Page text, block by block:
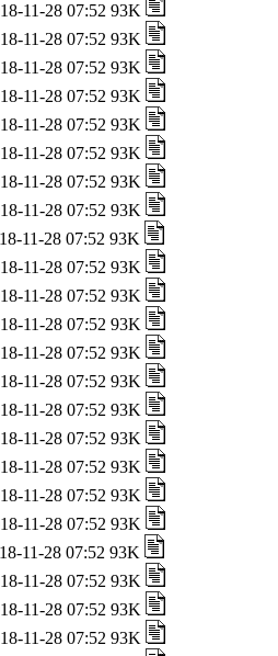
11-28 07:52 93K
11-28 07:52 93K
11-28 07:52 93K
11-28 07:52 93K
11-28 07:52 93K
11-28 07:52 93K
11-28 07:52 93K
11-28 07:52 93K
11-28 07:52 93K
11-28 07:52 93K
11-28 07:52 93K
11-28 07:52 93K
11-28 07:52 93K
11-28 07:52 93K
11-28 07:52 93K
11-28 07:52 93K
11-28 07:52 93K
11-28 07:52 93K
11-28 07:52 93K
11-28 07:52 93K
11-28 07:52 93K
11-28 07:52 93K
11-28 07:52 93K